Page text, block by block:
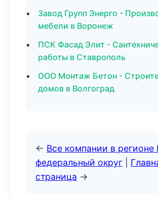
Завод Групп Энерго -
мебели в Воронеж
ПСК Фасад Элит -
работы в Ставрополь
ООО Монтаж Бетон -
домов в Волгоград
← Все компании в
федеральный округ
страница →